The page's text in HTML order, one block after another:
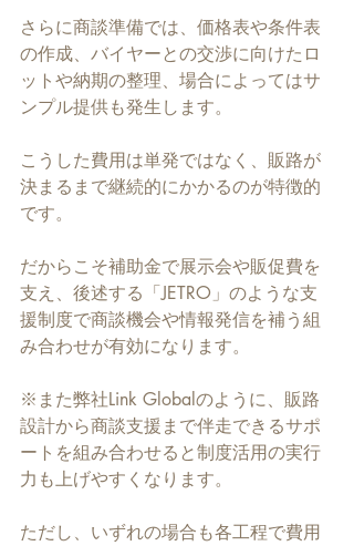
さらに商談準備では、価格表や条件表
の作成、バイヤーとの交渉に向けたロ
ットや納期の整理、場合によってはサ
ンプル提供も発生します。
こうした費用は単発ではなく、販路が
決まるまで継続的にかかるのが特徴的
です。
だからこそ補助金で展示会や販促費を
支え、後述する「JETRO」のような支
援制度で商談機会や情報発信を補う組
み合わせが有効になります。
※また弊社Link Globalのように、販路
設計から商談支援まで伴走できるサポ
ートを組み合わせると制度活用の実行
力も上げやすくなります。
ただし、いずれの場合も各工程で費用